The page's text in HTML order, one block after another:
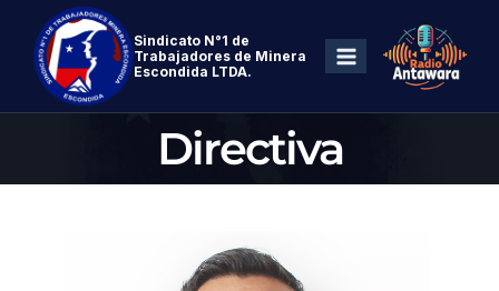
Sindicato N°1 de
Trabajadores de Minera
Escondida LTDA.
Directiva